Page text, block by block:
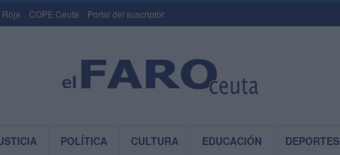
Roja COPE Ceuta Portal del suscriptor
POLÍTICA CULTURA EDUCACIÓN DEPORTES